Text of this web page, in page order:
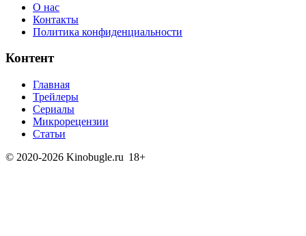
О нас
Контакты
Политика конфиденциальности
Контент
Главная
Трейлеры
Сериалы
Микрорецензии
Статьи
© 2020-2026 Kinobugle.ru 18+